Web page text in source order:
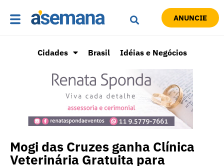
ANUNCIE
Cidades Brasil Idéias e Negócios
Mogi das Cruzes ganha Clínica
Veterinária Gratuita para